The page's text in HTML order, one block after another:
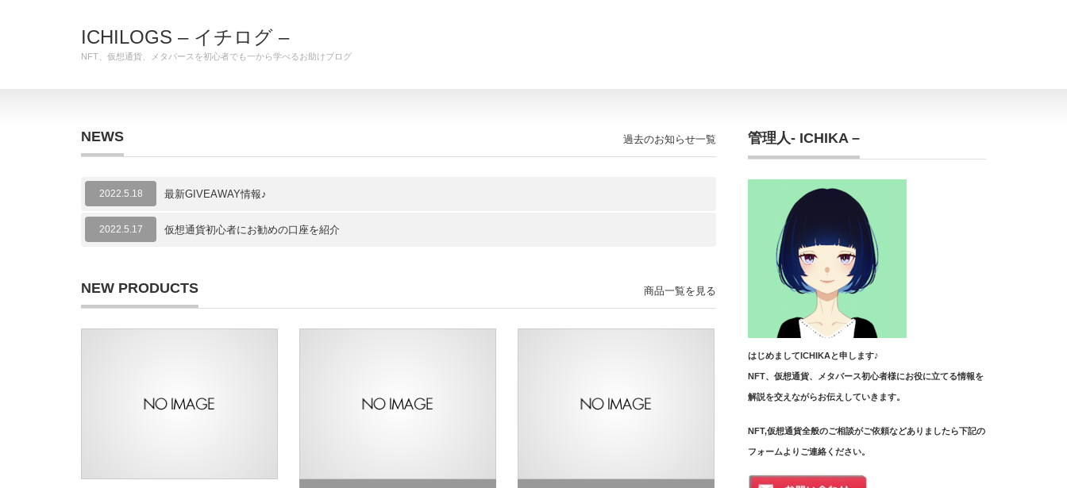
ICHILOGS – イチログ –
NFT、仮想通貨、メタバースを初心者でも一から学べるお助けブログ
NEWS
2022.5.18 最新GIVEAWAY情報♪
2022.5.17 仮想通貨初心者にお勧めの口座を紹介
過去のお知らせ一覧
NEW PRODUCTS 商品一覧を見る
管理人- ICHIKA –
はじめましてICHIKAと申します♪
NFT、仮想通貨、メタバース初心者様にお役に立てる情報を
解説を交えながらお伝えしていきます。
NFT,仮想通貨全般のご相談がご依頼などありましたら下記の
フォームよりご連絡ください。